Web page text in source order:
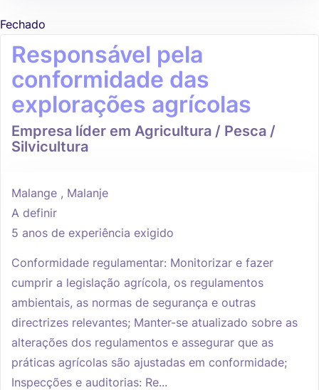
Fechado
Responsável pela
conformidade das
explorações agrícolas
Empresa líder em Agricultura / Pesca /
Silvicultura
Malange , Malanje
A definir
5 anos de experiência exigido
Conformidade regulamentar: Monitorizar e fazer
cumprir a legislação agrícola, os regulamentos
ambientais, as normas de segurança e outras
directrizes relevantes; Manter-se atualizado sobre as
alterações dos regulamentos e assegurar que as
práticas agrícolas são ajustadas em conformidade;
Inspecções e auditorias: Re...